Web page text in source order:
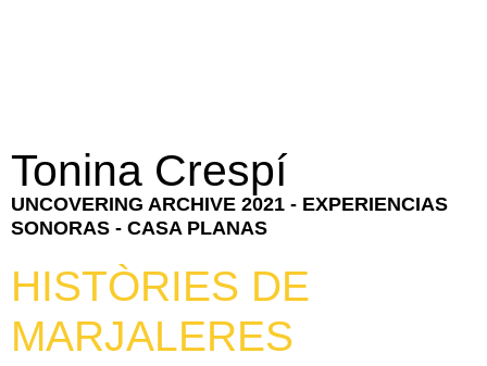
Tonina Crespí
UNCOVERING ARCHIVE 2021 - EXPERIENCIAS
SONORAS - CASA PLANAS
HISTÒRIES DE
MARJALERES